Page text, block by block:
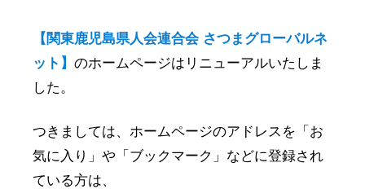
【関東鹿児島県人会連合会 さつまグローバルネ
ット】 のホームページはリニューアルいたしま
した。
つきましては、ホームページのアドレスを「お
気に入り」や「ブックマーク」などに登録され
ている方は、
2019年 単位県人会 開催（予定）
新年賀詞交歓会レポート
1月～4月鹿児島物産展等情報